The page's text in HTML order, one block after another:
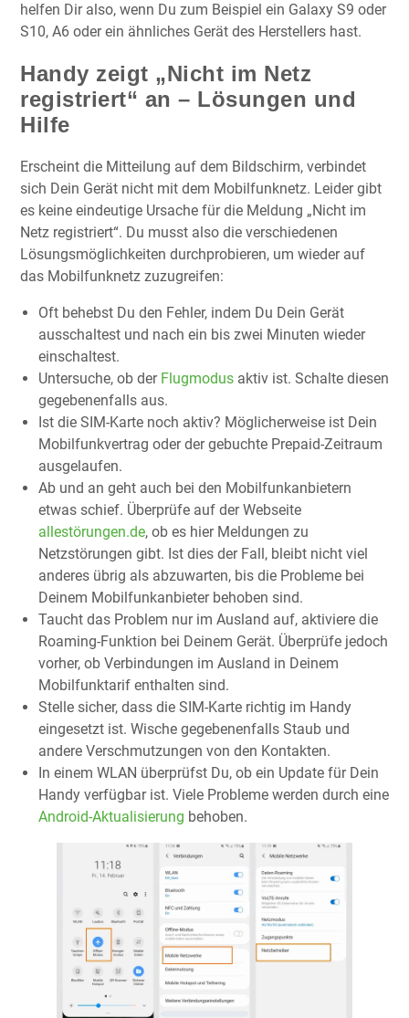
helfen Dir also, wenn Du zum Beispiel ein Galaxy S9 oder
S10, A6 oder ein ähnliches Gerät des Herstellers hast.
Handy zeigt „Nicht im Netz
registriert“ an – Lösungen und
Hilfe
Erscheint die Mitteilung auf dem Bildschirm, verbindet
sich Dein Gerät nicht mit dem Mobilfunknetz. Leider gibt
es keine eindeutige Ursache für die Meldung „Nicht im
Netz registriert“. Du musst also die verschiedenen
Lösungsmöglichkeiten durchprobieren, um wieder auf
das Mobilfunknetz zuzugreifen:
Oft behebst Du den Fehler, indem Du Dein Gerät
ausschaltest und nach ein bis zwei Minuten wieder
einschaltest.
Untersuche, ob der Flugmodus aktiv ist. Schalte diesen
gegebenenfalls aus.
Ist die SIM-Karte noch aktiv? Möglicherweise ist Dein
Mobilfunkvertrag oder der gebuchte Prepaid-Zeitraum
ausgelaufen.
Ab und an geht auch bei den Mobilfunkanbietern
etwas schief. Überprüfe auf der Webseite
allestörungen.de, ob es hier Meldungen zu
Netzstörungen gibt. Ist dies der Fall, bleibt nicht viel
anderes übrig als abzuwarten, bis die Probleme bei
Deinem Mobilfunkanbieter behoben sind.
Taucht das Problem nur im Ausland auf, aktiviere die
Roaming-Funktion bei Deinem Gerät. Überprüfe jedoch
vorher, ob Verbindungen im Ausland in Deinem
Mobilfunktarif enthalten sind.
Stelle sicher, dass die SIM-Karte richtig im Handy
eingesetzt ist. Wische gegebenenfalls Staub und
andere Verschmutzungen von den Kontakten.
In einem WLAN überprüfst Du, ob ein Update für Dein
Handy verfügbar ist. Viele Probleme werden durch eine
Android-Aktualisierung behoben.